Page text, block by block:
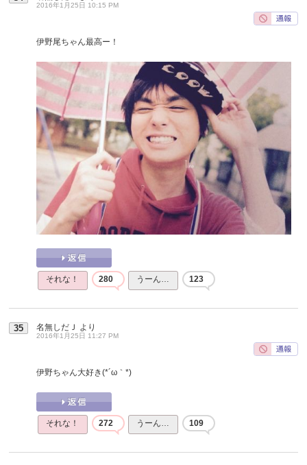
2016年1月25日 10:15 PM
伊野尾ちゃん最高ー！
それな！ 280 うーん… 123
35 名無しだＪ より
2016年1月25日 11:27 PM
伊野ちゃん大好き(*´ω｀*)
それな！ 272 うーん… 109